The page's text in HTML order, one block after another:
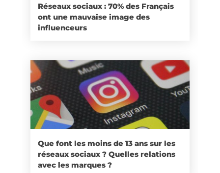
Réseaux sociaux : 70% des Français
ont une mauvaise image des
influenceurs
Que font les moins de 13 ans sur les
réseaux sociaux ? Quelles relations
avec les marques ?